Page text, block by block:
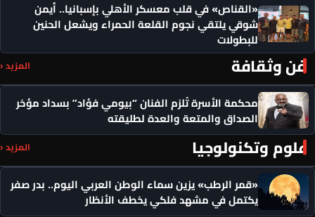
«القناص» في قلب معسكر الأهلي بإسبانيا.. أيمن
شوقي يلتقي نجوم القلعة الحمراء ويشعل الحنين
للبطولات
فن وثقافة المزيد ‹
محكمة الأسرة تُلزم الفنان “بيومي فؤاد” بسداد مؤخر
الصداق والمتعة والعدة لطليقته
علوم وتكنولوجيا المزيد ‹
«قمر الرطب» يزين سماء الوطن العربي اليوم.. بدر صفر
يكتمل في مشهد فلكي يخطف الأنظار